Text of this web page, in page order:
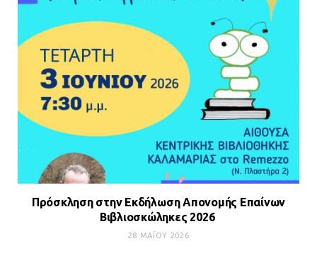
Πρόσκληση στην Εκδήλωση Απονομής Επαίνων
Βιβλιοσκώληκες 2026
28 ΜΑΪ́ΟΥ 2026